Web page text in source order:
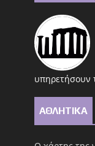
υπηρετήσουν
ΑΘΛΗΤΙΚΑ